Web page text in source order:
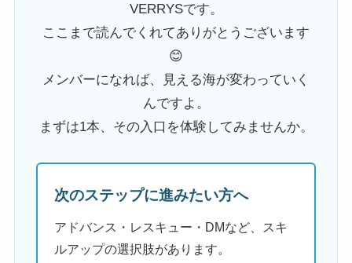
VERRYSです。
ここまで読んでくれてありがとうございます
😊
メンバーになれば、見える海が変わっていく
んですよ。
まずは1本、その入口を体験してみませんか。
次のステップに進みたい方へ
アドバンス・レスキュー・DMなど、スキ
ルアップの選択肢があります。